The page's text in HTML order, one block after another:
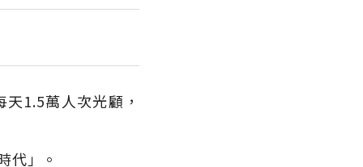
1.5萬人次光顧，
代」。